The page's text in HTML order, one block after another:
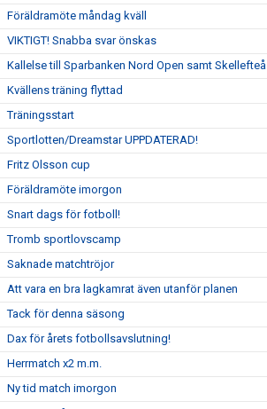
Föräldramöte måndag kväll
VIKTIGT! Snabba svar önskas
Kallelse till Sparbanken Nord Open samt Skellefteå
Kvällens träning flyttad
Träningsstart
Sportlotten/Dreamstar UPPDATERAD!
Fritz Olsson cup
Föräldramöte imorgon
Snart dags för fotboll!
Tromb sportlovscamp
Saknade matchtröjor
Att vara en bra lagkamrat även utanför planen
Tack för denna säsong
Dax för årets fotbollsavslutning!
Herrmatch x2 m.m.
Ny tid match imorgon